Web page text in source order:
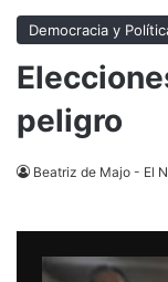
Democracia y
peligro
Beatriz de Majo - El